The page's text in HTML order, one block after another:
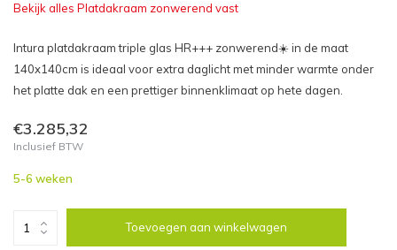
Bekijk alles Platdakraam zonwerend vast
Intura platdakraam triple glas HR+++ zonwerend☀️ in de maat
140x140cm is ideaal voor extra daglicht met minder warmte onder
het platte dak en een prettiger binnenklimaat op hete dagen.
€3.285,32
Inclusief BTW
5-6 weken
Toevoegen aan winkelwagen